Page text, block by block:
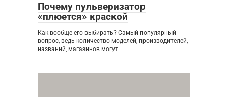
Почему пульверизатор
«плюется» краской
Как вообще его выбирать? Самый популярный
вопрос, ведь количество моделей, производителей,
названий, магазинов могут